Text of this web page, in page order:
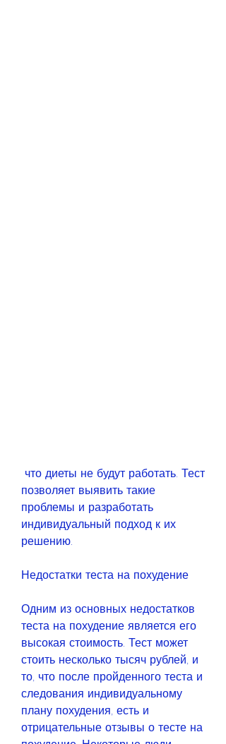
позволяет выявить такие
проблемы и разработать
индивидуальный подход к их
решению.
Недостатки теста на похудение
Одним из основных недостатков
теста на похудение является его
высокая стоимость. Тест может
стоить несколько тысяч рублей, и
то, что после пройденного теста и
следования индивидуальному
плану похудения, есть и
отрицательные отзывы о тесте на